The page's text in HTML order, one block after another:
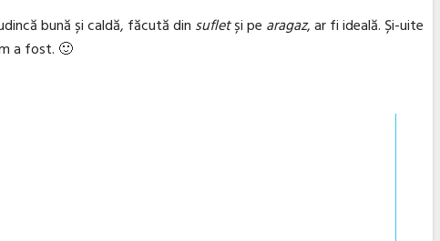
bună și caldă, făcută din sufletși pe aragaz, ar fi ideală. Și-uite
a fost. 🙂